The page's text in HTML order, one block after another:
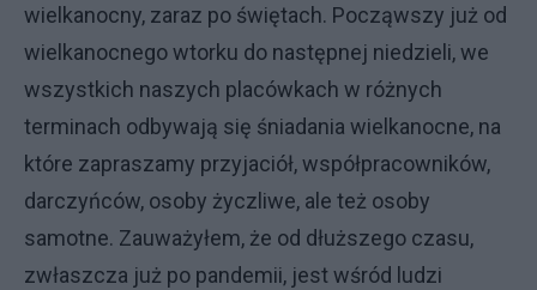
wielkanocny, zaraz po świętach. Począwszy już od
wielkanocnego wtorku do następnej niedzieli, we
wszystkich naszych placówkach w różnych
terminach odbywają się śniadania wielkanocne, na
które zapraszamy przyjaciół, współpracowników,
darczyńców, osoby życzliwe, ale też osoby
samotne. Zauważyłem, że od dłuższego czasu,
zwłaszcza już po pandemii, jest wśród ludzi